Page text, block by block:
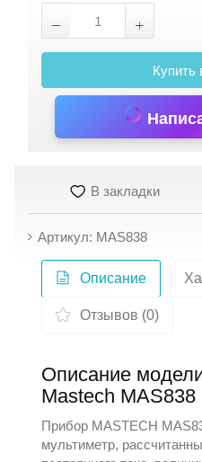
Купить
В закладки
Артикул: MAS838
Описание
Отзывов (0)
Описание
Mastech MAS838
Прибор MASTECH
мультиметр,